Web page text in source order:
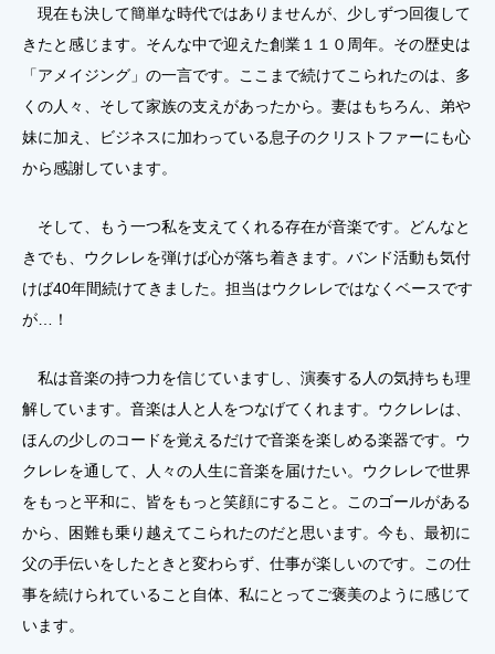
現在も決して簡単な時代ではありませんが、少しずつ回復して
きたと感じます。そんな中で迎えた創業１１０周年。その歴史は
「アメイジング」の一言です。ここまで続けてこられたのは、多
くの人々、そして家族の支えがあったから。妻はもちろん、弟や
妹に加え、ビジネスに加わっている息子のクリストファーにも心
から感謝しています。
そして、もう一つ私を支えてくれる存在が音楽です。どんなと
きでも、ウクレレを弾けば心が落ち着きます。バンド活動も気付
けば40年間続けてきました。担当はウクレレではなくベースです
が…！
私は音楽の持つ力を信じていますし、演奏する人の気持ちも理
解しています。音楽は人と人をつなげてくれます。ウクレレは、
ほんの少しのコードを覚えるだけで音楽を楽しめる楽器です。ウ
クレレを通して、人々の人生に音楽を届けたい。ウクレレで世界
をもっと平和に、皆をもっと笑顔にすること。このゴールがある
から、困難も乗り越えてこられたのだと思います。今も、最初に
父の手伝いをしたときと変わらず、仕事が楽しいのです。この仕
事を続けられていること自体、私にとってご褒美のように感じて
います。